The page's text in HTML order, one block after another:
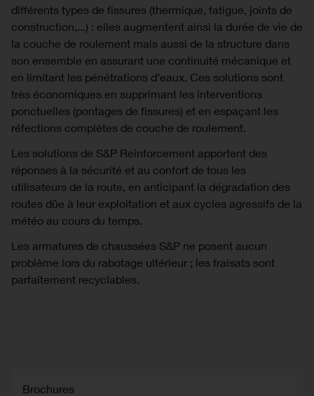
différents types de fissures (thermique, fatigue, joints de
construction,...) : elles augmentent ainsi la durée de vie de
la couche de roulement mais aussi de la structure dans
son ensemble en assurant une continuité mécanique et
en limitant les pénétrations d’eaux. Ces solutions sont
très économiques en supprimant les interventions
ponctuelles (pontages de fissures) et en espaçant les
réfections complètes de couche de roulement.
Les solutions de S&P Reinforcement apportent des
réponses à la sécurité et au confort de tous les
utilisateurs de la route, en anticipant la dégradation des
routes dûe à leur exploitation et aux cycles agressifs de la
météo au cours du temps.
Les armatures de chaussées S&P ne posent aucun
problème lors du rabotage ultérieur ; les fraisats sont
parfaitement recyclables.
Brochures